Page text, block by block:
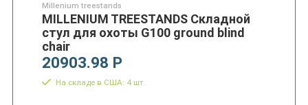
Millenium treestands
MILLENIUM TREESTANDS Складной
стул для охоты G100 ground blind
chair
20903.98 Р
На складе в США: 4 шт.